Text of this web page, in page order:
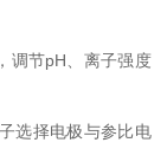
调节pH、离子强度
选择电极与参比电